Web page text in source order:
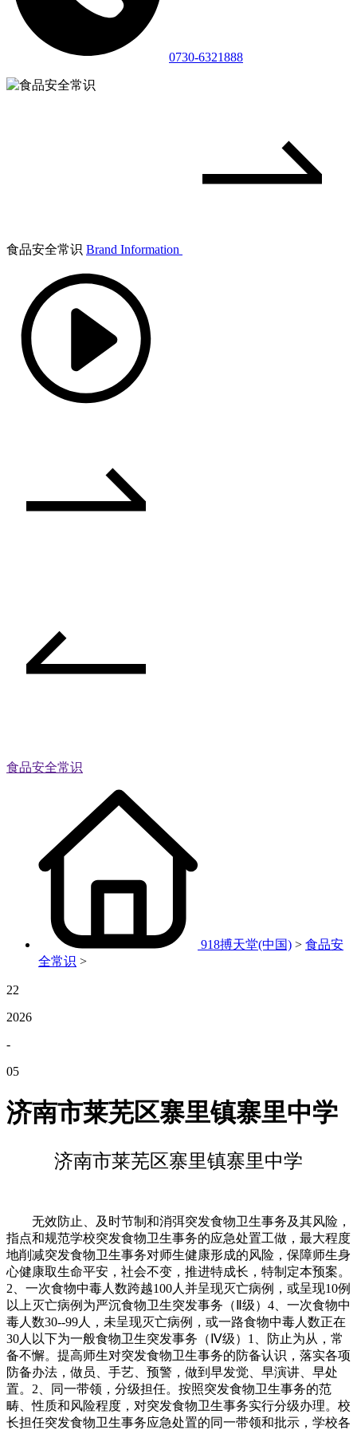
0730-6321888
食品安全常识 Brand Information
食品安全常识
918搏天堂(中国) > 食品安
全常识 >
22
2026
-
05
济南市莱芜区寨里镇寨里中学
济南市莱芜区寨里镇寨里中学
无效防止、及时节制和消弭突发食物卫生事务及其风险，
指点和规范学校突发食物卫生事务的应急处置工做，最大程度
地削减突发食物卫生事务对师生健康形成的风险，保障师生身
心健康取生命平安，社会不变，推进特成长，特制定本预案。
2、一次食物中毒人数跨越100人并呈现灭亡病例，或呈现10例
以上灭亡病例为严沉食物卫生突发事务（Ⅱ级）4、一次食物中
毒人数30--99人，未呈现灭亡病例，或一路食物中毒人数正在
30人以下为一般食物卫生突发事务（Ⅳ级）1、防止为从，常
备不懈。提高师生对突发食物卫生事务的防备认识，落实各项
防备办法，做员、手艺、预警，做到早发觉、早演讲、早处
置。2、同一带领，分级担任。按照突发食物卫生事务的范
畴、性质和风险程度，对突发食物卫生事务实行分级办理。校
长担任突发食物卫生事务应急处置的同一带领和批示，学校各